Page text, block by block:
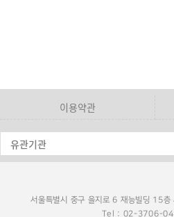
이용약관
서울특별시 중구 을지로 6 재능빌딩 15층
Tel : 02-3706-